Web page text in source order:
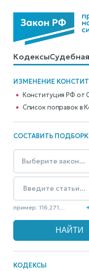
Кодексы
Калькуляторы
ИЗМЕНЕНИЕ
Конституция РФ от
Cписок поправок в
СОСТАВИТЬ
пример: 116,271,...
КОДЕКСЫ